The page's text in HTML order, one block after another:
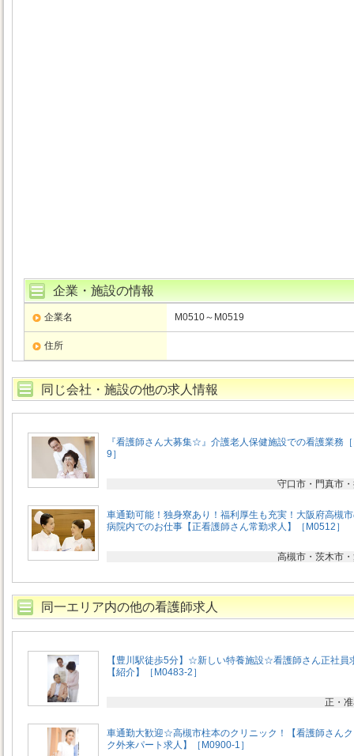
企業・施設の情報
企業名 M0510～M0519
住所
同じ会社・施設の他の求人情報
『看護師さん大募集☆』介護老人保健施設での看護業務
9］
守口市・門真市
車通勤可能！独身寮あり！福利厚生も充実！大阪府高槻
病院内でのお仕事【正看護師さん常勤求人】［M0512］
高槻市・茨木市
同一エリア内の他の看護師求人
【豊川駅徒歩5分】☆新しい特養施設☆看護師さん正社
【紹介】［M0483-2］
正・
車通勤大歓迎☆高槻市柱本のクリニック！【看護師さん
ク外来パート求人】［M0900-1］